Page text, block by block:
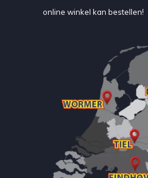
online winkel kan bestellen!